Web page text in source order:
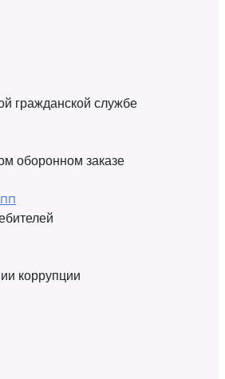
гражданской службе
оборонном заказе
коррупции